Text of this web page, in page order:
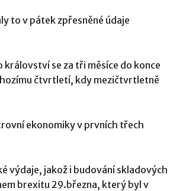
to v pátek zpřesněné údaje
se za tři měsíce do konce
čtvrtletí, kdy mezičtvrtletně
ekonomiky v prvních třech
výdaje, jakož i budování skladových
brexitu 29.března, který byl v